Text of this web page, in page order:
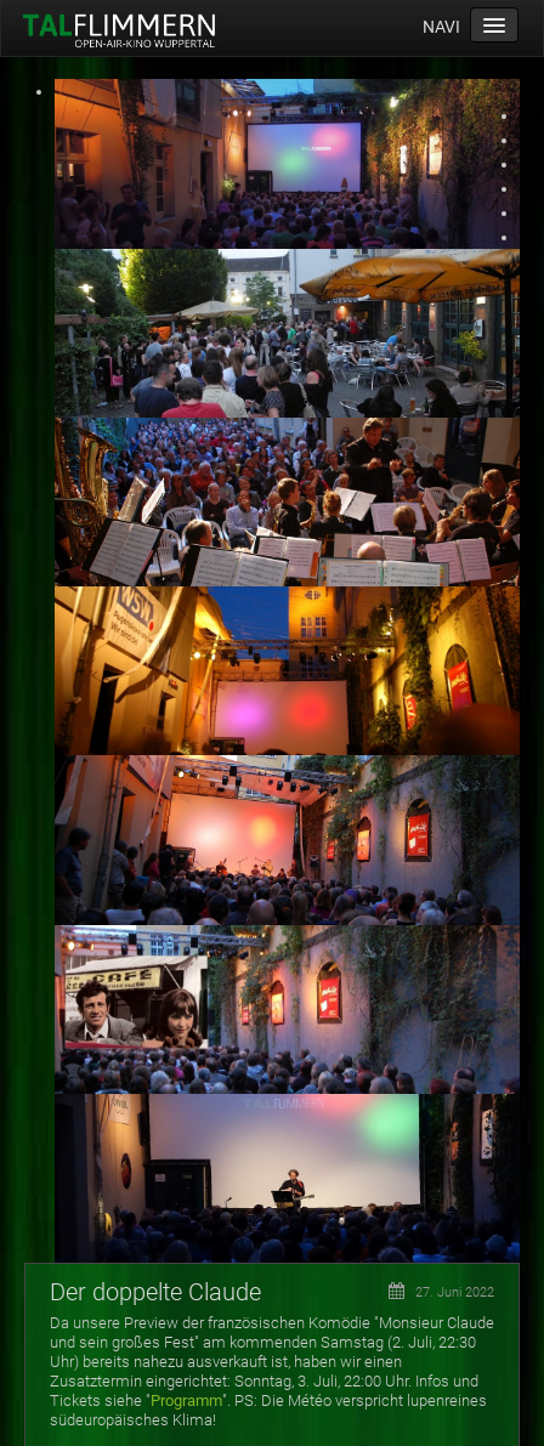
NAVI
Home
Programm
Service
Ticketinfos
Ort
Anreise
Wetter
Kinogutschein
Konzept
Archiv
Kontakt
Impressum
Datenschutz
Der doppelte Claude 27. Juni 2022
Da unsere Preview der französischen Komödie "Monsieur Claude
und sein großes Fest" am kommenden Samstag (2. Juli, 22:30
Uhr) bereits nahezu ausverkauft ist, haben wir einen
Zusatztermin eingerichtet: Sonntag, 3. Juli, 22:00 Uhr. Infos und
Tickets siehe "Programm". PS: Die Météo verspricht lupenreines
südeuropäisches Klima!